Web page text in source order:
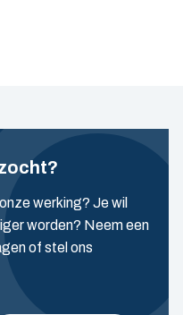
werking? Je wil
worden? Neem een
of stel ons